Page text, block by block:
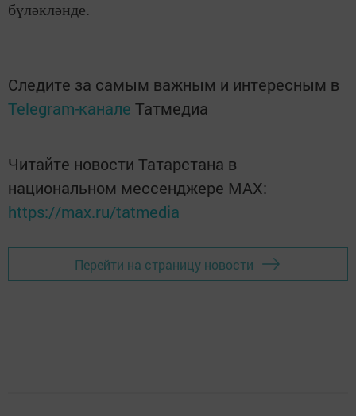
бүләкләнде.
Следите за самым важным и интересным в
Telegram-канале Татмедиа
Читайте новости Татарстана в
национальном мессенджере MАХ:
https://max.ru/tatmedia
Перейти на страницу новости